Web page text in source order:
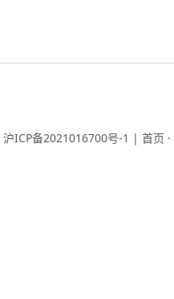
沪ICP备2021016700号-1 | 首页 ·